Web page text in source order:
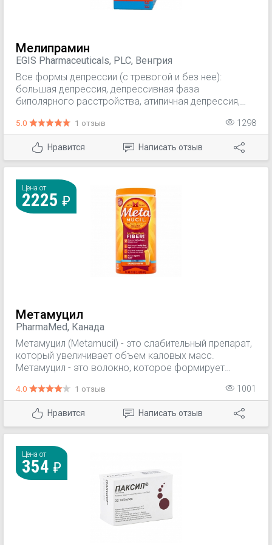
Мелипрамин
EGIS Pharmaceuticals, PLC, Венгрия
Все формы депрессии (с тревогой и без нее):
большая депрессия, депрессивная фаза
биполярного расстройства, атипичная депрессия,
расстройства; — ночное недержание мочи у детей (в
возрасте старше 6 лет; для кратковременной
адъювантной терапии при возможности исключения
органической причины).
5.0 1 отзыв 1298
Нравится Написать отзыв
Цена от
2225
Метамуцил
PharmaMed, Канада
Метамуцил (Metamucil) - это слабительный препарат,
который увеличивает объем каловых масс.
Метамуцил - это волокно, которое формирует
а также может снижать уровень холестерина при
ежедневном приеме.
4.0 1 отзыв 1001
Нравится Написать отзыв
Цена от
354